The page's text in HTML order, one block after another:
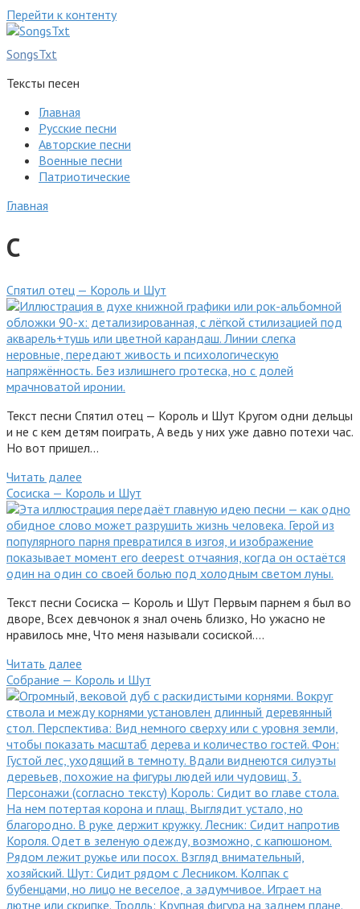
Перейти к контенту
SongsTxt
Тексты песен
Главная
Русские песни
Авторские песни
Военные песни
Патриотические
Главная
С
Спятил отец — Король и Шут
Текст песни Спятил отец — Король и Шут Кругом одни дельцы
и не с кем детям поиграть, А ведь у них уже давно потехи час.
Но вот пришел…
Читать далее
Сосиска — Король и Шут
Текст песни Сосиска — Король и Шут Первым парнем я был во
дворе, Всех девчонок я знал очень близко, Но ужасно не
нравилось мне, Что меня называли сосиской….
Читать далее
Собрание — Король и Шут